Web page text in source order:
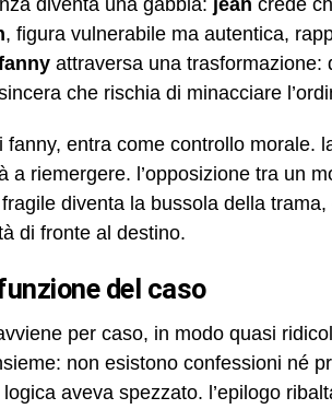
, figura vulnerabile ma autentica,
attraversa una trasformazione:
che rischia di minacciare
fanny, entra come controllo morale.
a riemergere. l’opposizione tra un
diventa la bussola della
di fronte al destino.
del caso
per caso, in modo quasi
non esistono confessioni né
aveva spezzato. l’epilogo